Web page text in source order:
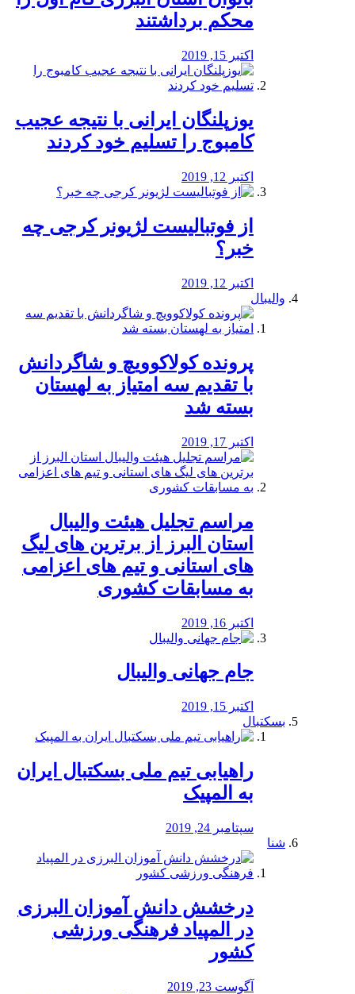
محكم برداشتند
اکتبر 15, 2019
یوزپلنگان ایرانی با نتیجه عجیب
کامبوج را تسلیم خود کردند
اکتبر 12, 2019
از فوتبالیست لژیونر کرجی چه
خبر؟
اکتبر 12, 2019
والیبال
پرونده کولاکوویچ و شاگردانش
با تقدیم سه امتیاز به لهستان
بسته شد
اکتبر 17, 2019
مراسم تجلیل هیئت والیبال
استان البرز از برترین های لیگ
های استانی و تیم های اعزامی
به مسابقات کشوری
اکتبر 16, 2019
جام جهانی والیبال
اکتبر 15, 2019
بسکتبال
راهیابی تیم ملی بسکتبال ایران
به المپیک
سپتامبر 24, 2019
شنا
درخشش دانش آموزان البرزی
در المپیاد فرهنگی ورزشی
کشور
آگوست 23, 2019